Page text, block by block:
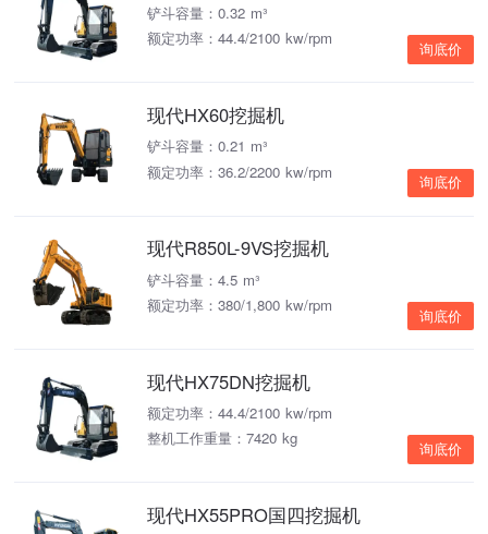
铲斗容量：0.32 m³
额定功率：44.4/2100 kw/rpm
询底价
现代HX60挖掘机
铲斗容量：0.21 m³
额定功率：36.2/2200 kw/rpm
询底价
现代R850L-9VS挖掘机
铲斗容量：4.5 m³
额定功率：380/1,800 kw/rpm
询底价
现代HX75DN挖掘机
额定功率：44.4/2100 kw/rpm
整机工作重量：7420 kg
询底价
现代HX55PRO国四挖掘机